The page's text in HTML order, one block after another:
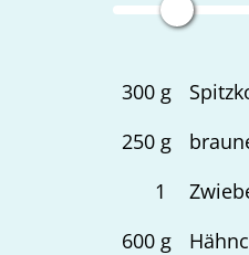
300g
250g
1
600g